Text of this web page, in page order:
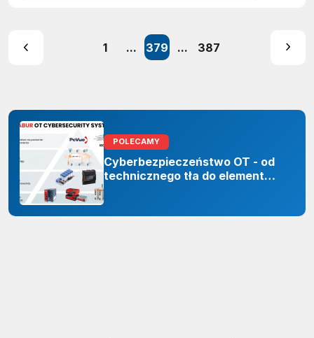
1 ... 379 ... 387
POLECAMY
Cyberbezpieczeństwo OT - od
technicznego tła do elementu